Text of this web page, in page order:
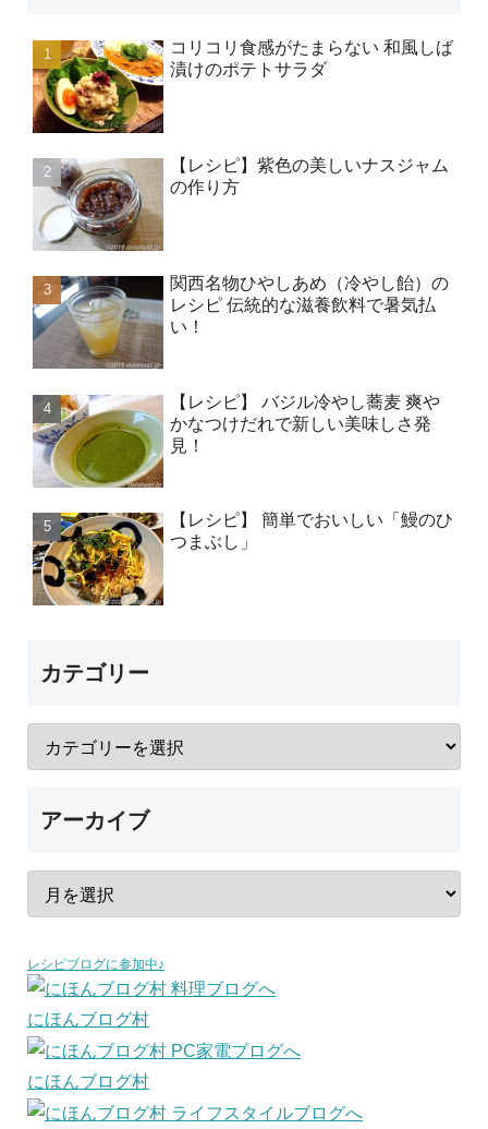
コリコリ食感がたまらない 和風しば
漬けのポテトサラダ
【レシピ】紫色の美しいナスジャム
の作り方
関西名物ひやしあめ（冷やし飴）の
レシピ 伝統的な滋養飲料で暑気払
い！
【レシピ】 バジル冷やし蕎麦 爽や
かなつけだれで新しい美味しさ発
見！
【レシピ】 簡単でおいしい「鰻のひ
つまぶし」
カテゴリー
アーカイブ
レシピブログに参加中♪
にほんブログ村
にほんブログ村